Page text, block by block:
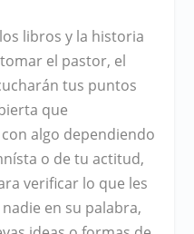
libros y la historia
el pastor, el
tus puntos
que
algo dependiendo
o de tu actitud,
verificar lo que les
en su palabra,